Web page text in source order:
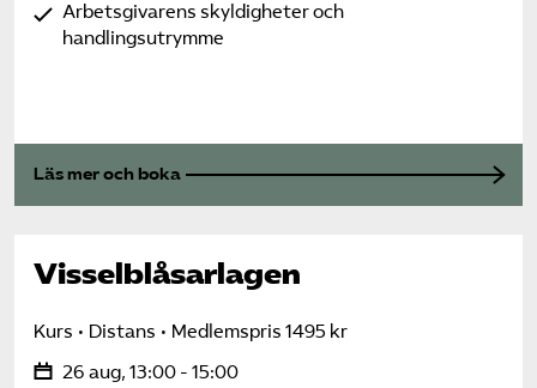
Arbetsgivarens skyldigheter och
handlingsutrymme
Läs mer och boka
Visselblåsarlagen
Kurs Distans
Medlemspris 1495 kr
26 aug, 13:00 - 15:00